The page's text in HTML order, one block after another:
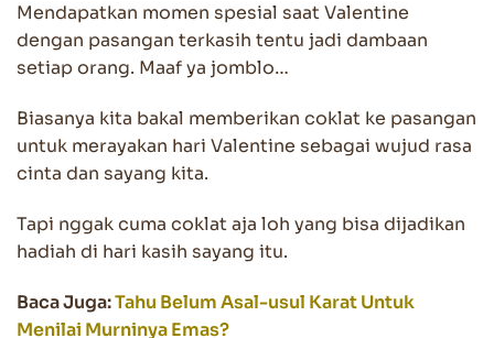
Mendapatkan momen spesial saat Valentine
dengan pasangan terkasih tentu jadi dambaan
setiap orang. Maaf ya jomblo…
Biasanya kita bakal memberikan coklat ke pasangan
untuk merayakan hari Valentine sebagai wujud rasa
cinta dan sayang kita.
Tapi nggak cuma coklat aja loh yang bisa dijadikan
hadiah di hari kasih sayang itu.
Baca Juga:Tahu Belum Asal-usul Karat Untuk
Menilai Murninya Emas?